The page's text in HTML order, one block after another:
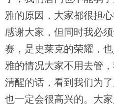
雅的原因，大家都很担
感谢大家，但同时我必
赛，是史莱克的荣耀，
雅的情况大家不用去管
清醒的话，看到我们为
也一定会很高兴的。大